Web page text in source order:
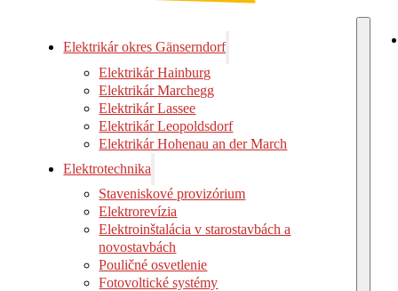
Elektrikár okres Gänserndorf
Elektrikár Hainburg
Elektrikár Marchegg
Elektrikár Lassee
Elektrikár Leopoldsdorf
Elektrikár Hohenau an der March
Elektrotechnika
Staveniskové provizórium
Elektrorevízia
Elektroinštalácia v starostavbách a
novostavbách
Pouličné osvetlenie
Fotovoltické systémy